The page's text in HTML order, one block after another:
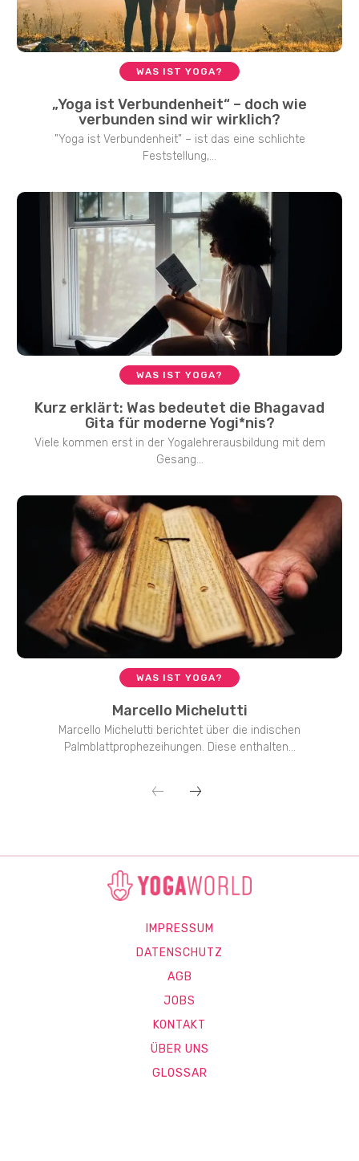
WAS IST YOGA?
„Yoga ist Verbundenheit“ – doch wie
verbunden sind wir wirklich?
"Yoga ist Verbundenheit" – ist das eine schlichte
Feststellung,...
WAS IST YOGA?
Kurz erklärt: Was bedeutet die Bhagavad
Gita für moderne Yogi*nis?
Viele kommen erst in der Yogalehrerausbildung mit dem
Gesang...
WAS IST YOGA?
Marcello Michelutti
Marcello Michelutti berichtet über die indischen
Palmblattprophezeihungen. Diese enthalten...
IMPRESSUM
DATENSCHUTZ
AGB
JOBS
KONTAKT
ÜBER UNS
GLOSSAR